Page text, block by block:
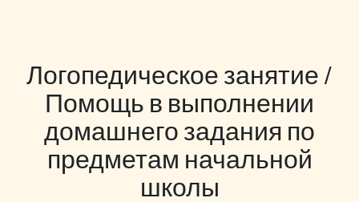
Логопедическое занятие /
Помощь в выполнении
домашнего задания по
предметам начальной
школы